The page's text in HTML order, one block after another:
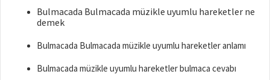
Bulmacada Bulmacada müzikle uyumlu hareketler ne
demek
Bulmacada Bulmacada müzikle uyumlu hareketler anlamı
Bulmacada müzikle uyumlu hareketler bulmaca cevabı